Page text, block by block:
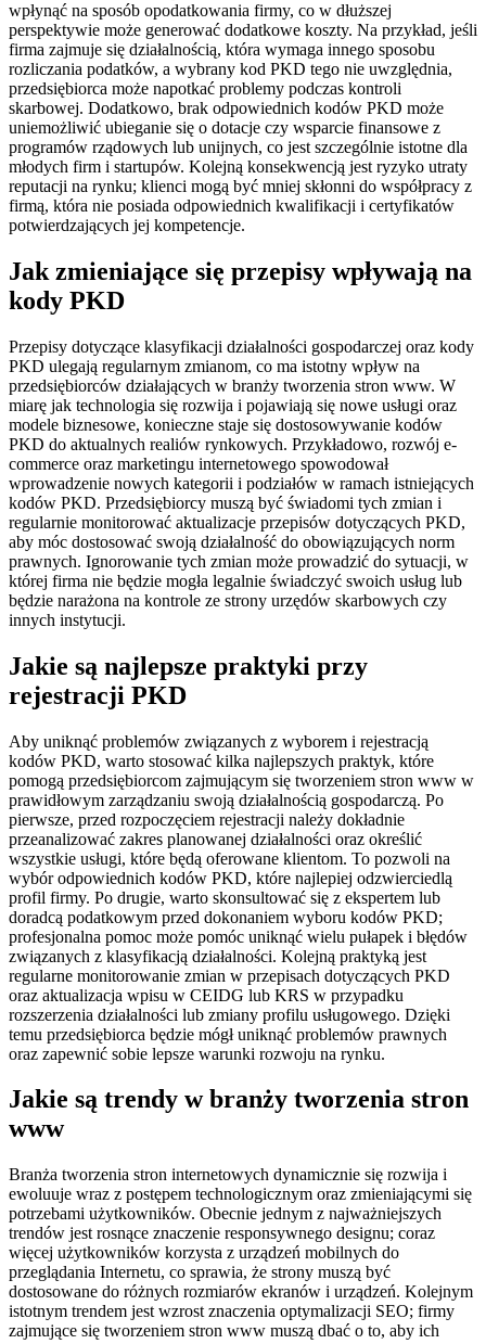
wpłynąć na sposób opodatkowania firmy, co w dłuższej
perspektywie może generować dodatkowe koszty. Na przykład, jeśli
firma zajmuje się działalnością, która wymaga innego sposobu
rozliczania podatków, a wybrany kod PKD tego nie uwzględnia,
przedsiębiorca może napotkać problemy podczas kontroli
skarbowej. Dodatkowo, brak odpowiednich kodów PKD może
uniemożliwić ubieganie się o dotacje czy wsparcie finansowe z
programów rządowych lub unijnych, co jest szczególnie istotne dla
młodych firm i startupów. Kolejną konsekwencją jest ryzyko utraty
reputacji na rynku; klienci mogą być mniej skłonni do współpracy z
firmą, która nie posiada odpowiednich kwalifikacji i certyfikatów
potwierdzających jej kompetencje.
Jak zmieniające się przepisy wpływają na
kody PKD
Przepisy dotyczące klasyfikacji działalności gospodarczej oraz kody
PKD ulegają regularnym zmianom, co ma istotny wpływ na
przedsiębiorców działających w branży tworzenia stron www. W
miarę jak technologia się rozwija i pojawiają się nowe usługi oraz
modele biznesowe, konieczne staje się dostosowywanie kodów
PKD do aktualnych realiów rynkowych. Przykładowo, rozwój e-
commerce oraz marketingu internetowego spowodował
wprowadzenie nowych kategorii i podziałów w ramach istniejących
kodów PKD. Przedsiębiorcy muszą być świadomi tych zmian i
regularnie monitorować aktualizacje przepisów dotyczących PKD,
aby móc dostosować swoją działalność do obowiązujących norm
prawnych. Ignorowanie tych zmian może prowadzić do sytuacji, w
której firma nie będzie mogła legalnie świadczyć swoich usług lub
będzie narażona na kontrole ze strony urzędów skarbowych czy
innych instytucji.
Jakie są najlepsze praktyki przy
rejestracji PKD
Aby uniknąć problemów związanych z wyborem i rejestracją
kodów PKD, warto stosować kilka najlepszych praktyk, które
pomogą przedsiębiorcom zajmującym się tworzeniem stron www w
prawidłowym zarządzaniu swoją działalnością gospodarczą. Po
pierwsze, przed rozpoczęciem rejestracji należy dokładnie
przeanalizować zakres planowanej działalności oraz określić
wszystkie usługi, które będą oferowane klientom. To pozwoli na
wybór odpowiednich kodów PKD, które najlepiej odzwierciedlą
profil firmy. Po drugie, warto skonsultować się z ekspertem lub
doradcą podatkowym przed dokonaniem wyboru kodów PKD;
profesjonalna pomoc może pomóc uniknąć wielu pułapek i błędów
związanych z klasyfikacją działalności. Kolejną praktyką jest
regularne monitorowanie zmian w przepisach dotyczących PKD
oraz aktualizacja wpisu w CEIDG lub KRS w przypadku
rozszerzenia działalności lub zmiany profilu usługowego. Dzięki
temu przedsiębiorca będzie mógł uniknąć problemów prawnych
oraz zapewnić sobie lepsze warunki rozwoju na rynku.
Jakie są trendy w branży tworzenia stron
www
Branża tworzenia stron internetowych dynamicznie się rozwija i
ewoluuje wraz z postępem technologicznym oraz zmieniającymi się
potrzebami użytkowników. Obecnie jednym z najważniejszych
trendów jest rosnące znaczenie responsywnego designu; coraz
więcej użytkowników korzysta z urządzeń mobilnych do
przeglądania Internetu, co sprawia, że strony muszą być
dostosowane do różnych rozmiarów ekranów i urządzeń. Kolejnym
istotnym trendem jest wzrost znaczenia optymalizacji SEO; firmy
zajmujące się tworzeniem stron www muszą dbać o to, aby ich